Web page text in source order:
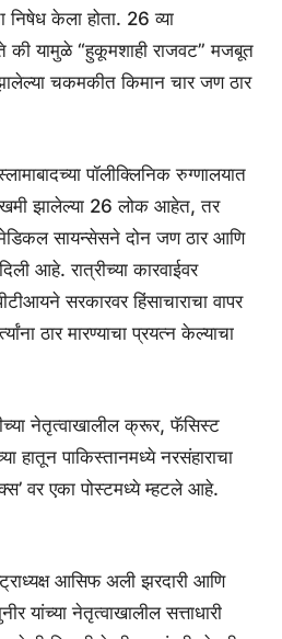
निषेध केला होता. 26 व्या
की यामुळे “हुकूमशाही राजवट” मजबूत
चकमकीत किमान चार जण ठार
पॉलीक्लिनिक रुग्णालयात
झालेल्या 26 लोक आहेत, तर
सायन्सेसने दोन जण ठार आणि
आहे. रात्रीच्या कारवाईवर
सरकारवर हिंसाचाराचा वापर
ठार मारण्याचा प्रयत्न केल्याचा
नेतृत्वाखालील क्रूर, फॅसिस्ट
हातून पाकिस्तानमध्ये नरसंहाराचा
वर एका पोस्टमध्ये म्हटले आहे.
आसिफ अली झरदारी आणि
यांच्या नेतृत्वाखालील सत्ताधारी